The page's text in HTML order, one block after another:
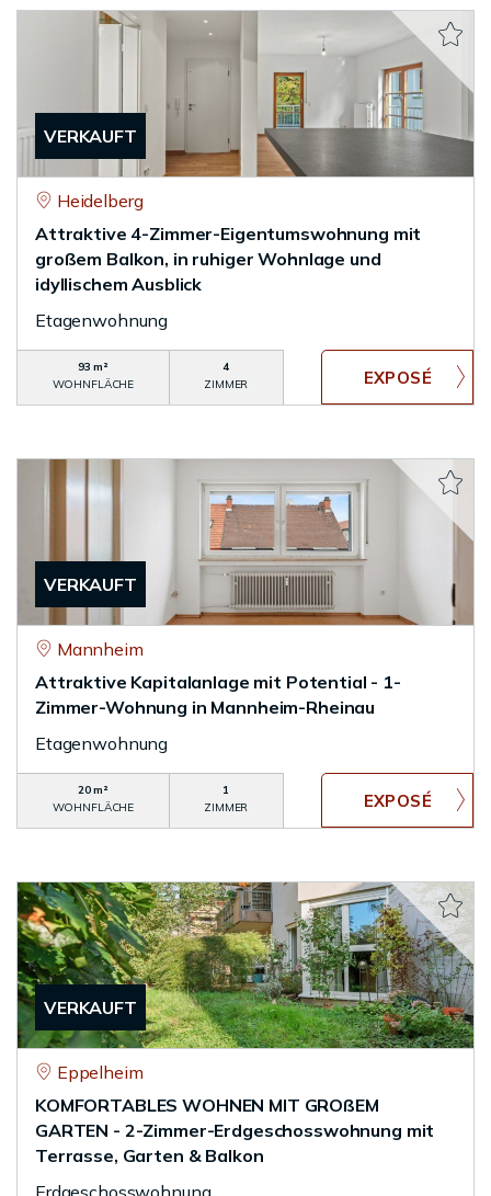
VERKAUFT
Heidelberg
Attraktive 4-Zimmer-Eigentumswohnung mit
großem Balkon, in ruhiger Wohnlage und
idyllischem Ausblick
Etagenwohnung
93 m²
WOHNFLÄCHE
4
ZIMMER
VERKAUFT
Mannheim
Attraktive Kapitalanlage mit Potential - 1-
Zimmer-Wohnung in Mannheim-Rheinau
Etagenwohnung
20 m²
WOHNFLÄCHE
1
ZIMMER
VERKAUFT
Eppelheim
KOMFORTABLES WOHNEN MIT GROßEM
GARTEN - 2-Zimmer-Erdgeschosswohnung mit
Terrasse, Garten & Balkon
Erdgeschosswohnung